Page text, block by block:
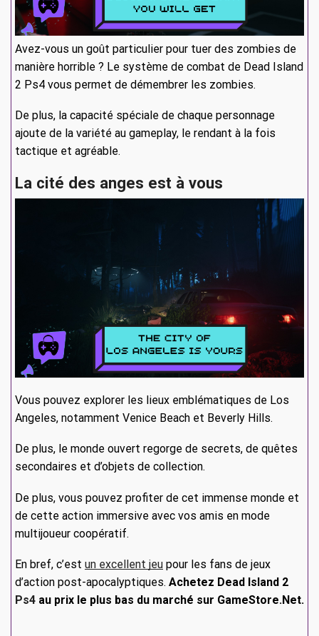
Avez-vous un goût particulier pour tuer des zombies de
manière horrible ? Le système de combat de Dead Island
2 Ps4 vous permet de démembrer les zombies.
De plus, la capacité spéciale de chaque personnage
ajoute de la variété au gameplay, le rendant à la fois
tactique et agréable.
La cité des anges est à vous
Vous pouvez explorer les lieux emblématiques de Los
Angeles, notamment Venice Beach et Beverly Hills.
De plus, le monde ouvert regorge de secrets, de quêtes
secondaires et d’objets de collection.
De plus, vous pouvez profiter de cet immense monde et
de cette action immersive avec vos amis en mode
multijoueur coopératif.
En bref, c’est un excellent jeu pour les fans de jeux
d’action post-apocalyptiques. Achetez Dead Island 2
Ps4 au prix le plus bas du marché sur GameStore.Net.